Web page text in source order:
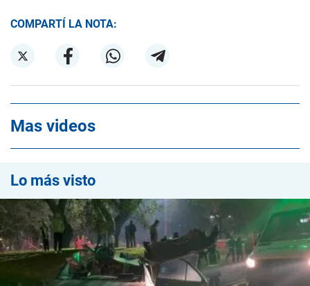
COMPARTÍ LA NOTA:
Mas videos
Lo más visto